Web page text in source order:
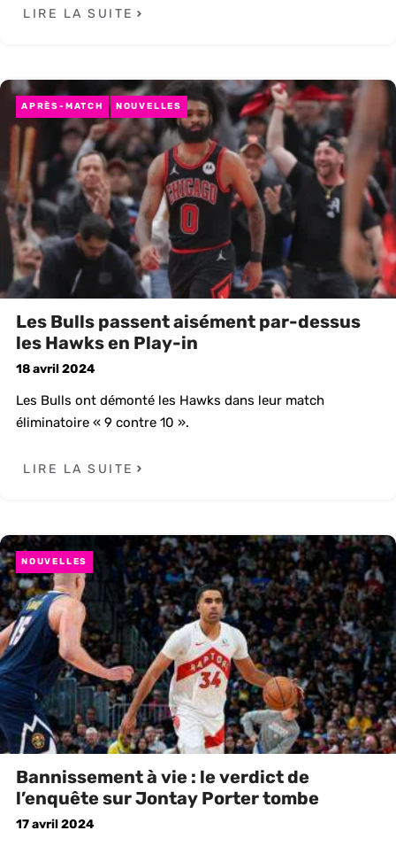
LIRE LA SUITE
APRÈS-MATCH NOUVELLES
Les Bulls passent aisément par-dessus
les Hawks en Play-in
18 avril 2024
Les Bulls ont démonté les Hawks dans leur match
éliminatoire « 9 contre 10 ».
LIRE LA SUITE
NOUVELLES
Bannissement à vie : le verdict de
l’enquête sur Jontay Porter tombe
17 avril 2024